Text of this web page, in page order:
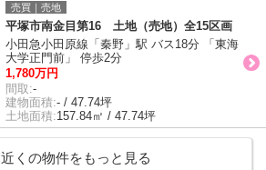
売買｜売地
平塚市南金目第16 土地（売地）全15区画
小田急小田原線「秦野」駅 バス18分 「東海
大学正門前」 停歩2分
1,780万円
間取:-
建物面積:- / 47.74坪
土地面積:157.84㎡ / 47.74坪
近くの物件をもっと見る